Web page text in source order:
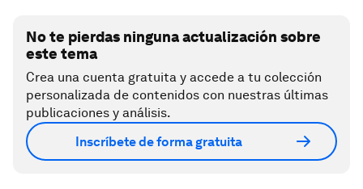
No te pierdas ninguna actualización sobre
este tema
Crea una cuenta gratuita y accede a tu colección
personalizada de contenidos con nuestras últimas
publicaciones y análisis.
Inscríbete de forma gratuita